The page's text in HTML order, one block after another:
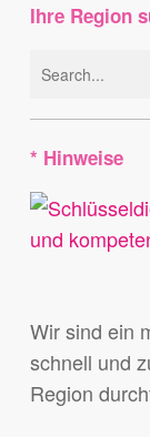
Ihre Region
* Hinweise
Wir sind ein
schnell und
Region